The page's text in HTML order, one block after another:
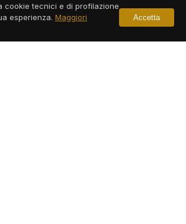
Lodi
cookie tecnici e di profilazione
esperienza. Maggiori
Accetta